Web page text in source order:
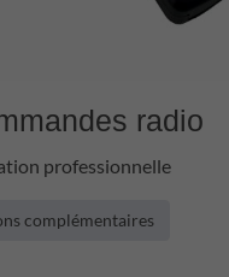
radio
professionnelle
complémentaires